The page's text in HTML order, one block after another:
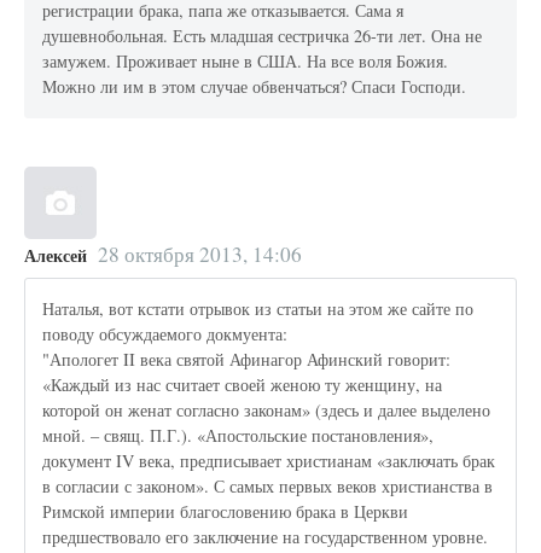
регистрации брака, папа же отказывается. Сама я
душевнобольная. Есть младшая сестричка 26-ти лет. Она не
замужем. Проживает ныне в США. На все воля Божия.
Можно ли им в этом случае обвенчаться? Спаси Господи.
Алексей 28 октября 2013, 14:06
Наталья, вот кстати отрывок из статьи на этом же сайте по
поводу обсуждаемого докмуента:
"Апологет II века святой Афинагор Афинский говорит:
«Каждый из нас считает своей женою ту женщину, на
которой он женат согласно законам» (здесь и далее выделено
мной. – свящ. П.Г.). «Апостольские постановления»,
документ IV века, предписывает христианам «заключать брак
в согласии с законом». С самых первых веков христианства в
Римской империи благословению брака в Церкви
предшествовало его заключение на государственном уровне.